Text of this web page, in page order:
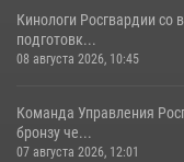
Кинологи Росгвардии со
подготовк...
08 августа 2026, 10:45
Команда Управления
бронзу че...
07 августа 2026, 12:01